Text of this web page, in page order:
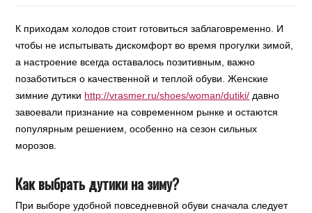
К приходам холодов стоит готовиться заблаговременно. И
чтобы не испытывать дискомфорт во время прогулки зимой,
а настроение всегда оставалось позитивным, важно
позаботиться о качественной и теплой обуви. Женские
зимние дутики http://vrasmer.ru/shoes/woman/dutiki/ давно
завоевали признание на современном рынке и остаются
популярным решением, особенно на сезон сильных
морозов.
Как выбрать дутики на зиму?
При выборе удобной повседневной обуви сначала следует